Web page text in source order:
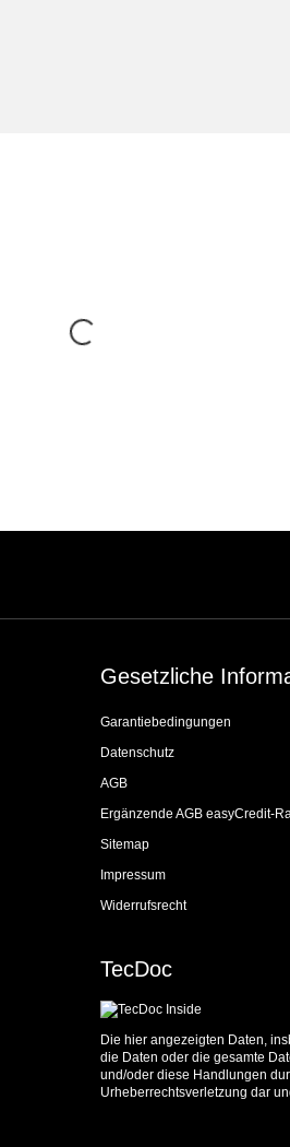
Gesetzliche
Garantiebedingungen
Datenschutz
AGB
Ergänzende AGB easyCredit-
Sitemap
Impressum
Widerrufsrecht
TecDoc
Die hier angezeigten Daten,
die Daten oder die gesamte
und/oder diese Handlungen
Urheberrechtsverletzung dar